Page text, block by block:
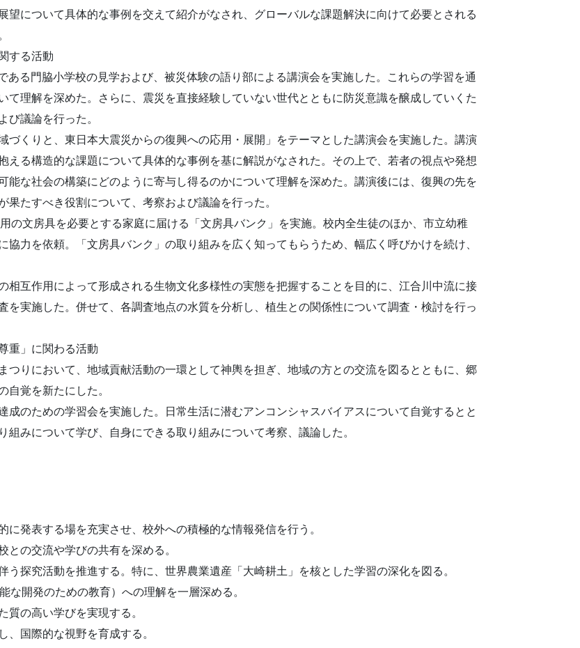
望について具体的な事例を交えて紹介がなされ、グローバルな課題解決に向けて必要とされる
する活動
ある門脇小学校の見学および、被災体験の語り部による講演会を実施した。これらの学習を通
て理解を深めた。さらに、震災を直接経験していない世代とともに防災意識を醸成していくた
び議論を行った。
づくりと、東日本大震災からの復興への応用・展開」をテーマとした講演会を実施した。講演
える構造的な課題について具体的な事例を基に解説がなされた。その上で、若者の視点や発想
能な社会の構築にどのように寄与し得るのかについて理解を深めた。講演後には、復興の先を
たすべき役割について、考察および議論を行った。
の文房具を必要とする家庭に届ける「文房具バンク」を実施。校内全生徒のほか、市立幼稚
力を依頼。「文房具バンク」の取り組みを広く知ってもらうため、幅広く呼びかけを続け、
相互作用によって形成される生物文化多様性の実態を把握することを目的に、江合川中流に接
を実施した。併せて、各調査地点の水質を分析し、植生との関係性について調査・検討を行っ
重」に関わる活動
つりにおいて、地域貢献活動の一環として神輿を担ぎ、地域の方との交流を図るとともに、郷
自覚を新たにした。
成のための学習会を実施した。日常生活に潜むアンコンシャスバイアスについて自覚するとと
みについて学び、自身にできる取り組みについて考察、議論した。
に発表する場を充実させ、校外への積極的な情報発信を行う。
との交流や学びの共有を深める。
う探究活動を推進する。特に、世界農業遺産「大崎耕土」を核とした学習の深化を図る。
な開発のための教育）への理解を一層深める。
質の高い学びを実現する。
、国際的な視野を育成する。